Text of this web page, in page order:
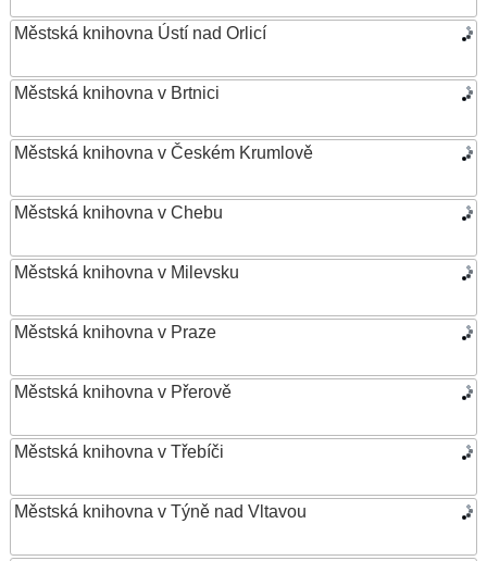
Městská knihovna Ústí nad Orlicí
Městská knihovna v Brtnici
Městská knihovna v Českém Krumlově
Městská knihovna v Chebu
Městská knihovna v Milevsku
Městská knihovna v Praze
Městská knihovna v Přerově
Městská knihovna v Třebíči
Městská knihovna v Týně nad Vltavou